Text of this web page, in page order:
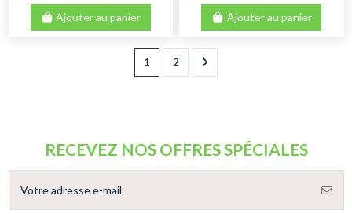
Ajouter au panier Ajouter au panier
1 2
RECEVEZ NOS OFFRES SPÉCIALES